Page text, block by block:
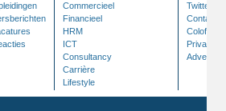
Commercieel
Financieel
HRM
ICT
Consultancy
Carrière
Lifestyle
Twitter
Contact
Colofon
Privacy
Adverteren